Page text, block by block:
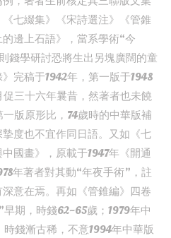
七綴集》《宋詩選注》《管錐
邊上石語》，當系學術“今
錢學研討恐將生出另塊廣闊的童
完稿于1942年，第一版于1948
三十六年曩昔，然著者也未饒
版原形比，74歲時的中華版補
度也不宜作同日語。又如《七
國畫》，原載于1947年《開通
年著者對其動“年夜手術”，註
意在焉。再如《管錐編》四卷
期，時錢62~65歲；1979年中
錢漸古稀，不意1994年中華版